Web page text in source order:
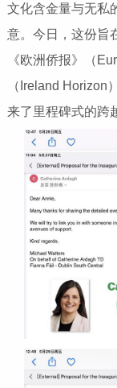
文化含金量与无私
意。今日，这份旨
《欧洲侨报》（
（Ireland Horizon
来了里程碑式的跨